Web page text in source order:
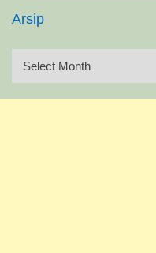
Arsip